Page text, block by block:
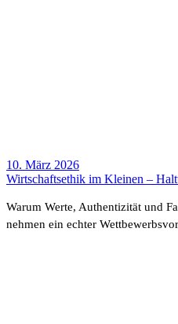
10. März 2026
Wirt­schafts­ethik im Kleinen –
Warum Werte, Authen­ti­zität und
nehmen ein echter